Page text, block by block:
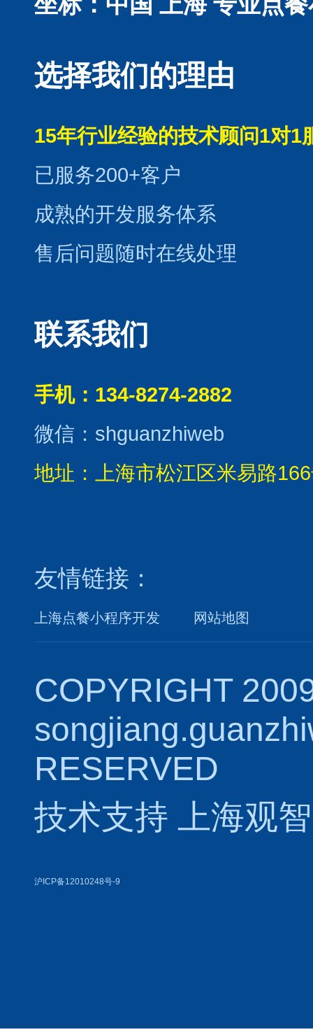
选择我们的理由
15年行业经验的技术顾问1对1
已服务200+客户
成熟的开发服务体系
售后问题随时在线处理
联系我们
手机：134-8274-2882
微信：shguanzhiweb
地址：上海市松江区米易路
友情链接：
上海点餐小程序开发 网站地图
COPYRIGHT
RESERVED
技术支持
上海观
沪ICP备12010248号-9